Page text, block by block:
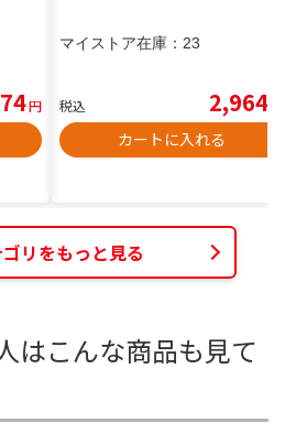
円
マイストア在庫： 23
税込 2,964
カートに入れる
リをもっと見る
はこんな商品も見て